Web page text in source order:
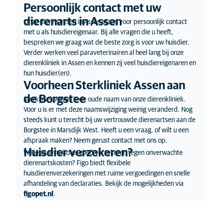
Persoonlijk contact met uw
dierenarts in Assen
Onze dierenartsen in Assen staan voor persoonlijk contact
met u als huisdiereigenaar. Bij alle vragen die u heeft,
bespreken we graag wat de beste zorg is voor uw huisdier.
Verder werken veel paraveterinairen al heel lang bij onze
dierenkliniek in Assen en kennen zij veel huisdiereigenaren en
hun huisdier(en).
Voorheen Sterkliniek Assen aan
de Borgstee
Sterkliniek Assen is de oude naam van onze dierenkliniek.
Voor u is er met deze naamswijziging weinig veranderd. Nog
steeds kunt u terecht bij uw vertrouwde dierenartsen aan de
Borgstee in Marsdijk West. Heeft u een vraag, of wilt u een
afspraak maken? Neem gerust contact met ons op.
Huisdier verzekeren?
Wil je jouw huisdier goed verzekeren tegen onverwachte
dierenartskosten? Figo biedt flexibele
huisdierenverzekeringen met ruime vergoedingen en snelle
afhandeling van declaraties. Bekijk de mogelijkheden via
figopet.nl .